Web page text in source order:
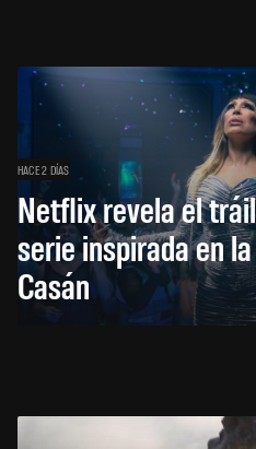
HACE 2 DÍAS
Netflix revela el
serie inspirada en
Casán